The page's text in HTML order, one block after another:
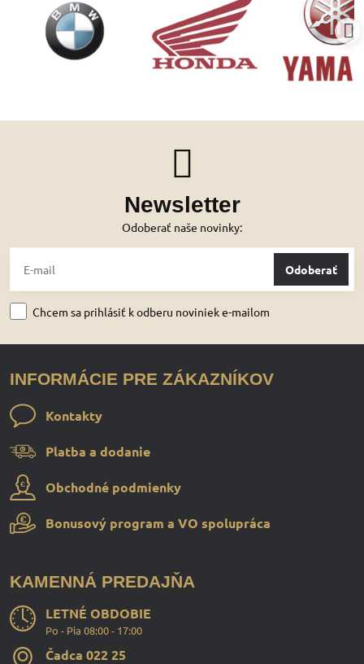
Newsletter
Odoberať naše novinky:
Odoberať
Chcem sa prihlásiť k odberu noviniek e-mailom
INFORMÁCIE PRE ZÁKAZNÍKOV
Kontakty
Platba a dodanie
Obchodné podmienky
Bonusový program a VO spolupráca
KAMENNÁ PREDAJŇA
LETNÉ OBDOBIE
Po - Pia 08:00 - 17:00
Čadca 022 25